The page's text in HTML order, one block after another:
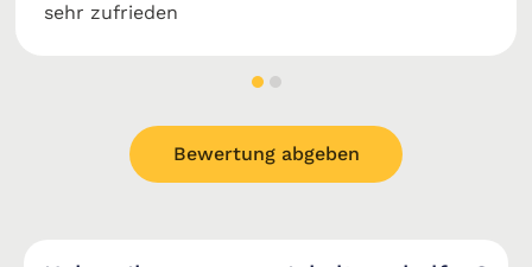
sehr zufrieden
Bewertung abgeben